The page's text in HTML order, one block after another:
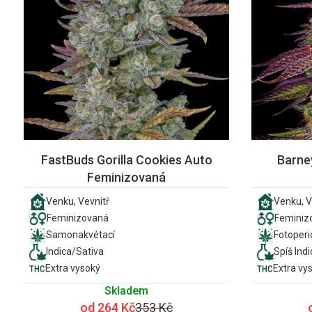
FastBuds Gorilla Cookies Auto
Feminizovaná
Venku, Vevnitř
Feminizovaná
Samonakvétací
Indica/Sativa
Extra vysoký
Skladem
od 264 Kč353 Kč
Venku,
Spíš
Extra